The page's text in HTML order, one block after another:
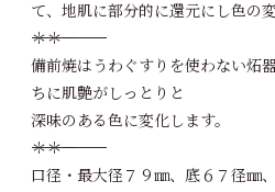
て、地肌に部分的に還元にし色の
――――――――――――＊＊――――――――――――
備前焼はうわぐすりを使わない炻
ちに肌艶がしっとりと
深味のある色に変化します。
――――――――――――＊＊――――――――――――
口径・最大径７９㎜、底６７径㎜